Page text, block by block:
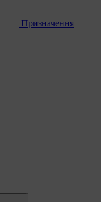
Призначення